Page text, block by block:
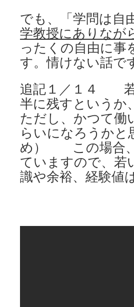
でも、「学問は自
学教授にありなが
ったくの自由に事
す。情けない話で
追記１／１４ 若
半に残すというか
ただし、かつて働
らいになろうかと
め） この場合、
ていますので、若
識や余裕、経験値